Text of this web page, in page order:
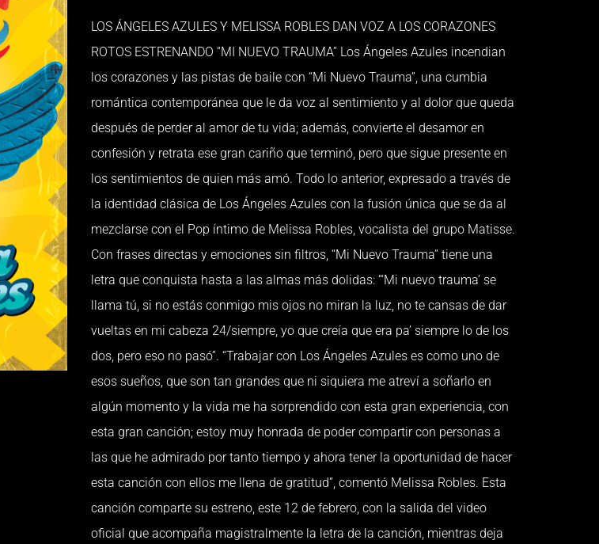
LOS ÁNGELES AZULES Y MELISSA ROBLES DAN VOZ A LOS CORAZONES
ROTOS ESTRENANDO “MI NUEVO TRAUMA” Los Ángeles Azules incendian
los corazones y las pistas de baile con “Mi Nuevo Trauma”, una cumbia
romántica contemporánea que le da voz al sentimiento y al dolor que queda
después de perder al amor de tu vida; además, convierte el desamor en
confesión y retrata ese gran cariño que terminó, pero que sigue presente en
los sentimientos de quien más amó. Todo lo anterior, expresado a través de
la identidad clásica de Los Ángeles Azules con la fusión única que se da al
mezclarse con el Pop íntimo de Melissa Robles, vocalista del grupo Matisse.
Con frases directas y emociones sin filtros, “Mi Nuevo Trauma” tiene una
letra que conquista hasta a las almas más dolidas: “‘Mi nuevo trauma’ se
llama tú, si no estás conmigo mis ojos no miran la luz, no te cansas de dar
vueltas en mi cabeza 24/siempre, yo que creía que era pa’ siempre lo de los
dos, pero eso no pasó”. “Trabajar con Los Ángeles Azules es como uno de
esos sueños, que son tan grandes que ni siquiera me atreví a soñarlo en
algún momento y la vida me ha sorprendido con esta gran experiencia, con
esta gran canción; estoy muy honrada de poder compartir con personas a
las que he admirado por tanto tiempo y ahora tener la oportunidad de hacer
esta canción con ellos me llena de gratitud”, comentó Melissa Robles. Esta
canción comparte su estreno, este 12 de febrero, con la salida del video
oficial que acompaña magistralmente la letra de la canción, mientras deja